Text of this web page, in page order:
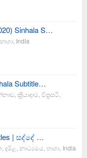
Sinhala S…
භාශා India
Subtitle…
ක්‍රියාදාම චිත්‍රපටි
| සද්දේ …
දමිළ නාට්‍යමය භාශා India